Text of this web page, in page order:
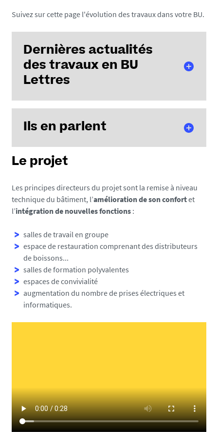
Suivez sur cette page l'évolution des travaux dans votre BU.
Dernières actualités
des travaux en BU
Lettres
BU Lettres : début des travaux
de rénovation énergétique
Ils en parlent
Université
engage avec
les travaux de
rénovation
intérieure à la
BU Lettres
mon sens exemplaire en
termes d'analyse des
usages
d'accompagner au mieux la
documentaires, de plus en
plus à nature numérique,
sans ignorer bien entendu
Le projet
Les principes directeurs du projet sont la remise à niveau
technique du bâtiment, l’amélioration de son confortet
l’intégration de nouvelles fonctions :
salles de travail en groupe
espace de restauration comprenant des distributeurs
de boissons...
salles de formation polyvalentes
espaces de convivialité
augmentation du nombre de prises électriques et
informatiques.